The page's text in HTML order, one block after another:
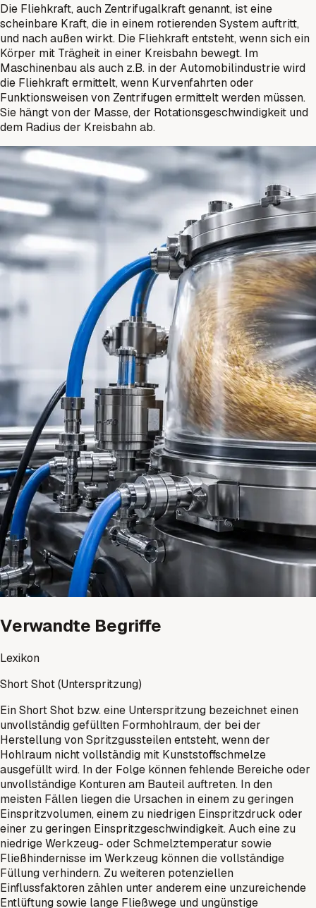
Die Fliehkraft, auch Zentrifugalkraft genannt, ist eine
scheinbare Kraft, die in einem rotierenden System auftritt,
und nach außen wirkt. Die Fliehkraft entsteht, wenn sich ein
Körper mit Trägheit in einer Kreisbahn bewegt. Im
Maschinenbau als auch z.B. in der Automobilindustrie wird
die Fliehkraft ermittelt, wenn Kurvenfahrten oder
Funktionsweisen von Zentrifugen ermittelt werden müssen.
Sie hängt von der Masse, der Rotationsgeschwindigkeit und
dem Radius der Kreisbahn ab.
Verwandte Begriffe
Lexikon
Short Shot (Unterspritzung)
Ein Short Shot bzw. eine Unterspritzung bezeichnet einen
unvollständig gefüllten Formhohlraum, der bei der
Herstellung von Spritzgussteilen entsteht, wenn der
Hohlraum nicht vollständig mit Kunststoffschmelze
ausgefüllt wird. In der Folge können fehlende Bereiche oder
unvollständige Konturen am Bauteil auftreten. In den
meisten Fällen liegen die Ursachen in einem zu geringen
Einspritzvolumen, einem zu niedrigen Einspritzdruck oder
einer zu geringen Einspritzgeschwindigkeit. Auch eine zu
niedrige Werkzeug- oder Schmelztemperatur sowie
Fließhindernisse im Werkzeug können die vollständige
Füllung verhindern. Zu weiteren potenziellen
Einflussfaktoren zählen unter anderem eine unzureichende
Entlüftung sowie lange Fließwege und ungünstige